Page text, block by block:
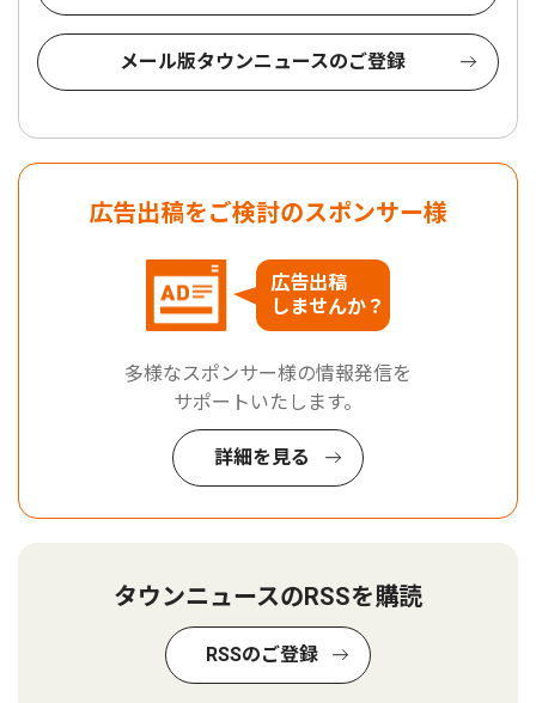
メール版タウンニュースのご登録
広告出稿をご検討のスポンサー様
広告出稿
しませんか？
多様なスポンサー様の情報発信を
サポートいたします。
詳細を見る
タウンニュースのRSSを購読
RSSのご登録